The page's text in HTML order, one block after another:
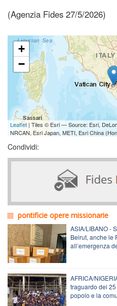
(Agenzia Fides 27/5/2026)
+
−
Leaflet | Tiles © Esri — Source: Esri,
NRCAN, Esri Japan, METI, Esri China
Condividi:
pontificie opere missionarie
ASIA/LIBANO -
Beirut, anche le
all’emergenza
AFRICA/
traguardo dei
popolo e la